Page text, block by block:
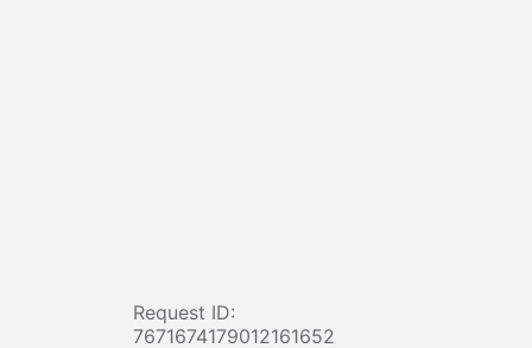
Request ID:
7671674179012161652